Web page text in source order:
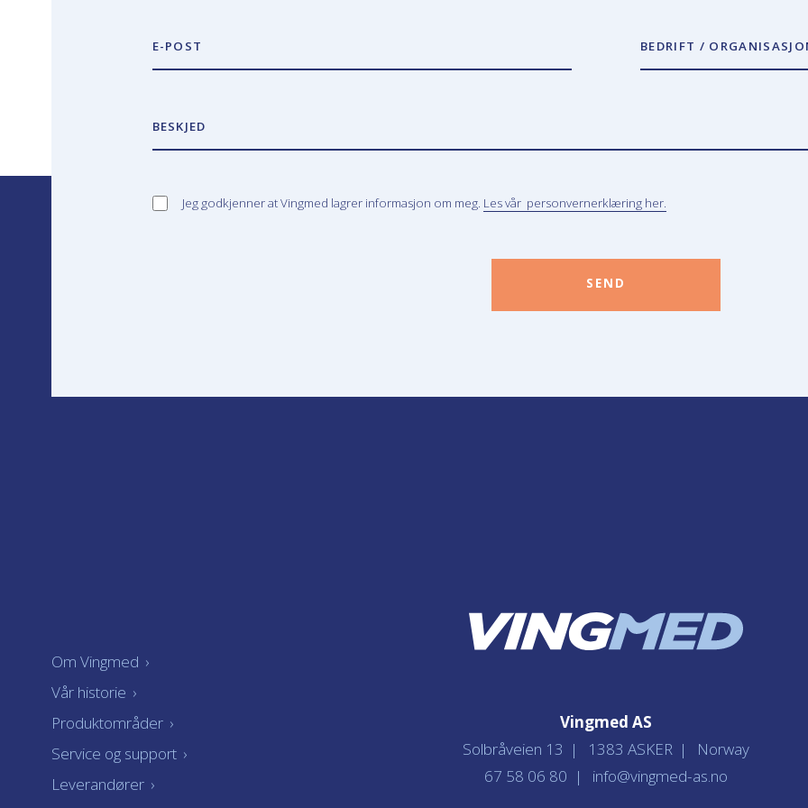
E-POST BEDRIFT /
BESKJED
Jeg godkjenner at Vingmed lagrer informasjon om meg. Les vår personvernerklæring her.
SEND
Om Vingmed ›
Vår historie ›
Produktområder ›
Service og support ›
Leverandører ›
Vingmed AS
Solbråveien 13
1383 ASKER
Norway
67 58 06 80
info@vingmed-as.no